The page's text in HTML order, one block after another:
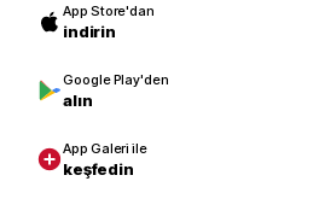
App Store'dan
indirin
Google Play'den
alın
App Galeri ile
keşfedin